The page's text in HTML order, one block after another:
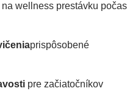
na wellness prestávku počas
prispôsobené
pre začiatočníkov